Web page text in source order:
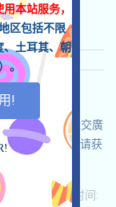
详情
區塊鏈概念社交廣
入Waitlist，邀请获
收录时间:
本站服务，
区包括不限
、土耳其、朝
。
!